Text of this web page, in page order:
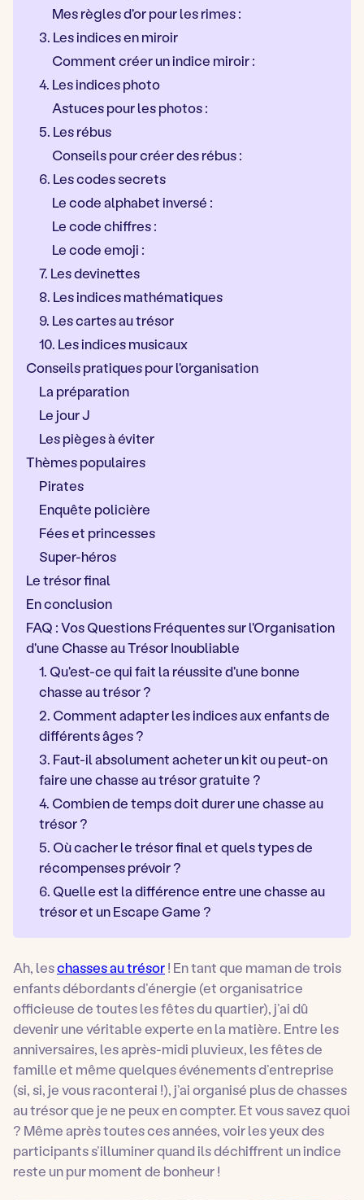
Mes règles d'or pour les rimes :
3. Les indices en miroir
Comment créer un indice miroir :
4. Les indices photo
Astuces pour les photos :
5. Les rébus
Conseils pour créer des rébus :
6. Les codes secrets
Le code alphabet inversé :
Le code chiffres :
Le code emoji :
7. Les devinettes
8. Les indices mathématiques
9. Les cartes au trésor
10. Les indices musicaux
Conseils pratiques pour l'organisation
La préparation
Le jour J
Les pièges à éviter
Thèmes populaires
Pirates
Enquête policière
Fées et princesses
Super-héros
Le trésor final
En conclusion
FAQ : Vos Questions Fréquentes sur l'Organisation
d'une Chasse au Trésor Inoubliable
1. Qu'est-ce qui fait la réussite d'une bonne
chasse au trésor ?
2. Comment adapter les indices aux enfants de
différents âges ?
3. Faut-il absolument acheter un kit ou peut-on
faire une chasse au trésor gratuite ?
4. Combien de temps doit durer une chasse au
trésor ?
5. Où cacher le trésor final et quels types de
récompenses prévoir ?
6. Quelle est la différence entre une chasse au
trésor et un Escape Game ?
Ah, leschasses au trésor! En tant que maman de trois
enfants débordants d’énergie (et organisatrice
officieuse de toutes les fêtes du quartier), j’ai dû
devenir une véritable experte en la matière. Entre les
anniversaires, les après-midi pluvieux, les fêtes de
famille et même quelques événements d’entreprise
(si, si, je vous raconterai !), j’ai organisé plus de chasses
au trésor que je ne peux en compter. Et vous savez quoi
? Même après toutes ces années, voir les yeux des
participants s’illuminer quand ils déchiffrent un indice
reste un pur moment de bonheur !